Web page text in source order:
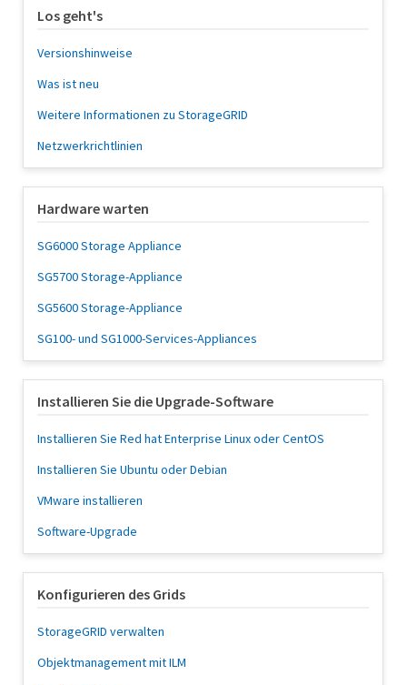
Los geht's
Versionshinweise
Was ist neu
Weitere Informationen zu StorageGRID
Netzwerkrichtlinien
Hardware warten
SG6000 Storage Appliance
SG5700 Storage-Appliance
SG5600 Storage-Appliance
SG100- und SG1000-Services-Appliances
Installieren Sie die Upgrade-Software
Installieren Sie Red hat Enterprise Linux oder CentOS
Installieren Sie Ubuntu oder Debian
VMware installieren
Software-Upgrade
Konfigurieren des Grids
StorageGRID verwalten
Objektmanagement mit ILM